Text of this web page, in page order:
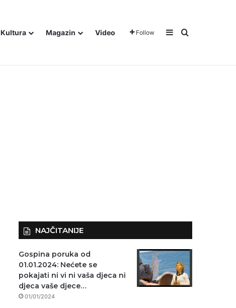
Kultura Magazin Video Follow Sidebar
Traži
NAJČITANIJE
Gospina poruka od
01.01.2024: Nećete se
pokajati ni vi ni vaša djeca ni
djeca vaše djece…
01/01/2024